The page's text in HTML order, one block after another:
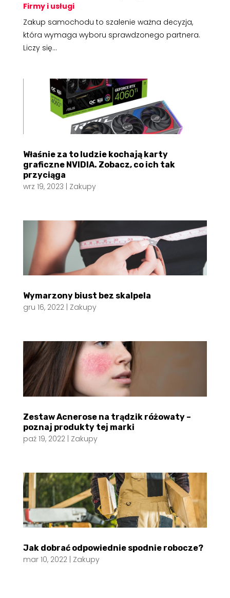
Firmy i usługi
Zakup samochodu to szalenie ważna decyzja,
która wymaga wyboru sprawdzonego partnera.
Liczy się...
Właśnie za to ludzie kochają karty
graficzne NVIDIA. Zobacz, co ich tak
przyciąga
wrz 19, 2023 | Zakupy
Wymarzony biust bez skalpela
gru 16, 2022| Zakupy
Zestaw Acnerose na trądzik różowaty –
poznaj produkty tej marki
paź 19, 2022| Zakupy
Jak dobrać odpowiednie spodnie robocze?
mar 10, 2022| Zakupy